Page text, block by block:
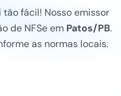
tão fácil! Nosso emissor
de NFSe em Patos/PB.
as normas locais.